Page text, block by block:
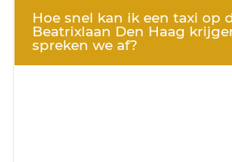
Hoe snel kan ik een taxi op
Beatrixlaan Den Haag
spreken we af?